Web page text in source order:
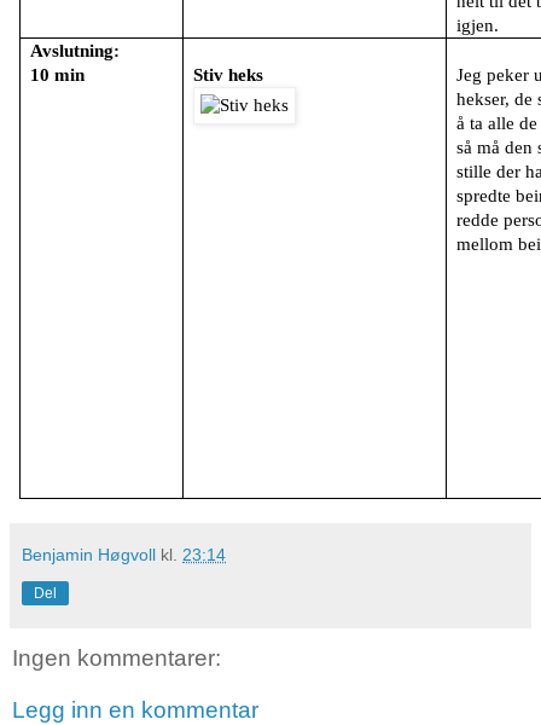
igjen.
Avslutning:
10 min
Stiv heks
Jeg peker
hekser, de
å ta alle
så må den
stille der
spredte
redde
mellom
Benjamin Høgvoll kl. 23:14
Del
Ingen kommentarer:
Legg inn en kommentar